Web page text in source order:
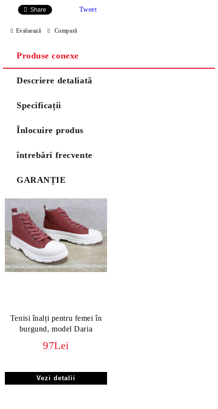
Share Tweet
Evaluează Compară
Produse conexe
Descriere detaliată
Specificații
Înlocuire produs
întrebări frecvente
GARANȚIE
Tenisi înalți pentru femei în
burgund, model Daria
97Lei
Vezi detalii